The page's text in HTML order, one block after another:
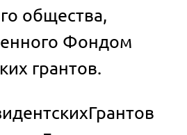
общества,
Фондом
грантов.